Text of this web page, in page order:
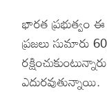
భారత ప్రభుత్వం
ప్రజలు సుమారు
ఎదురవుతున్నాయి.